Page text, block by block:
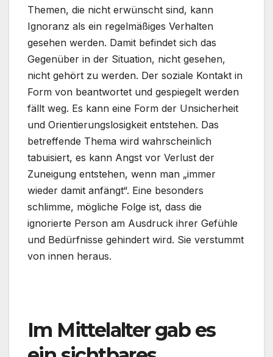
Themen, die nicht erwünscht sind, kann
Ignoranz als ein regelmäßiges Verhalten
gesehen werden. Damit befindet sich das
Gegenüber in der Situation, nicht gesehen,
nicht gehört zu werden. Der soziale Kontakt in
Form von beantwortet und gespiegelt werden
fällt weg. Es kann eine Form der Unsicherheit
und Orientierungslosigkeit entstehen. Das
betreffende Thema wird wahrscheinlich
tabuisiert, es kann Angst vor Verlust der
Zuneigung entstehen, wenn man „immer
wieder damit anfängt“. Eine besonders
schlimme, mögliche Folge ist, dass die
ignorierte Person am Ausdruck ihrer Gefühle
und Bedürfnisse gehindert wird. Sie verstummt
von innen heraus.
Im Mittelalter gab es